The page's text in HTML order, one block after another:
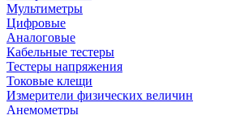
Мультиметры
Цифровые
Аналоговые
Кабельные тестеры
Тестеры напряжения
Токовые клещи
Измерители физических величин
Анемометры